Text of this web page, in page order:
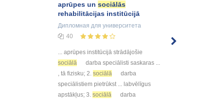
aprūpes un sociālās
rehabilitācijas institūcijā
Дипломная для университета
40
... aprūpes institūcijā strādājošie
sociālā
darba speciālisti saskaras ...
, tā fizisku; 2. sociālā
darba
speciālistiem pietrūkst ... labvēlīgus
apstākļus; 3. sociālā
darba